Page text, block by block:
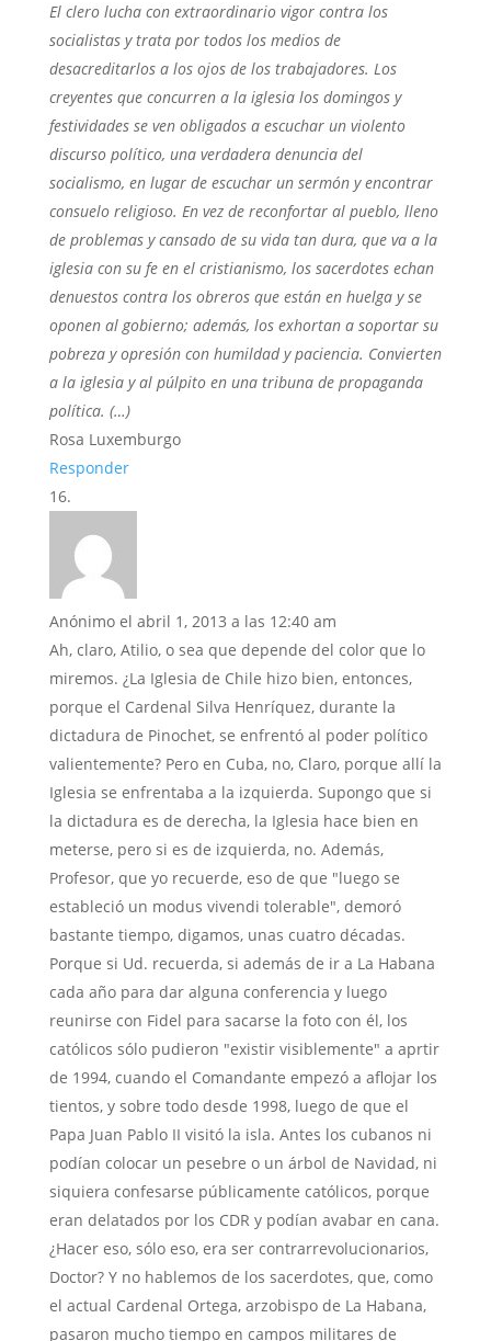
El clero lucha con extraordinario vigor contra los
socialistas y trata por todos los medios de
desacreditarlos a los ojos de los trabajadores. Los
creyentes que concurren a la iglesia los domingos y
festividades se ven obligados a escuchar un violento
discurso político, una verdadera denuncia del
socialismo, en lugar de escuchar un sermón y encontrar
consuelo religioso. En vez de reconfortar al pueblo, lleno
de problemas y cansado de su vida tan dura, que va a la
iglesia con su fe en el cristianismo, los sacerdotes echan
denuestos contra los obreros que están en huelga y se
oponen al gobierno; además, los exhortan a soportar su
pobreza y opresión con humildad y paciencia. Convierten
a la iglesia y al púlpito en una tribuna de propaganda
política. (…)
Rosa Luxemburgo
Responder
Anónimo el abril 1, 2013 a las 12:40 am
Ah, claro, Atilio, o sea que depende del color que lo
miremos. ¿La Iglesia de Chile hizo bien, entonces,
porque el Cardenal Silva Henríquez, durante la
dictadura de Pinochet, se enfrentó al poder político
valientemente? Pero en Cuba, no, Claro, porque allí la
Iglesia se enfrentaba a la izquierda. Supongo que si
la dictadura es de derecha, la Iglesia hace bien en
meterse, pero si es de izquierda, no. Además,
Profesor, que yo recuerde, eso de que "luego se
estableció un modus vivendi tolerable", demoró
bastante tiempo, digamos, unas cuatro décadas.
Porque si Ud. recuerda, si además de ir a La Habana
cada año para dar alguna conferencia y luego
reunirse con Fidel para sacarse la foto con él, los
católicos sólo pudieron "existir visiblemente" a aprtir
de 1994, cuando el Comandante empezó a aflojar los
tientos, y sobre todo desde 1998, luego de que el
Papa Juan Pablo II visitó la isla. Antes los cubanos ni
podían colocar un pesebre o un árbol de Navidad, ni
siquiera confesarse públicamente católicos, porque
eran delatados por los CDR y podían avabar en cana.
¿Hacer eso, sólo eso, era ser contrarrevolucionarios,
Doctor? Y no hablemos de los sacerdotes, que, como
el actual Cardenal Ortega, arzobispo de La Habana,
pasaron mucho tiempo en campos militares de